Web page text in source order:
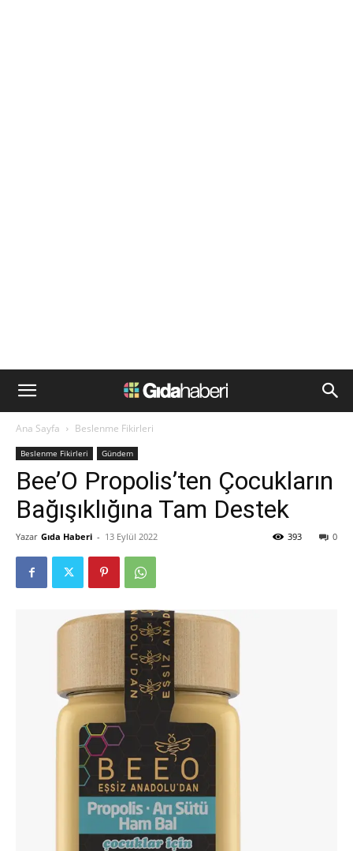
Ana Sayfa Beslenme Fikirleri
Beslenme Fikirleri Gündem
Bee’O Propolis’ten Çocukların
Bağışıklığına Tam Destek
Yazar Gıda Haberi - 13 Eylül 2022 0
393